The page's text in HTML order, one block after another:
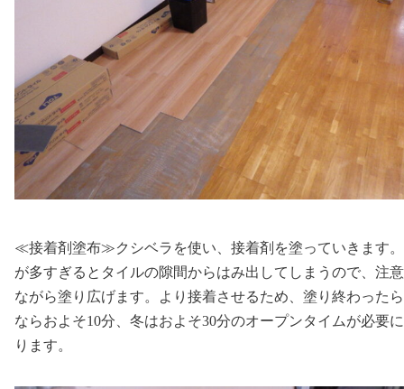
≪接着剤塗布≫クシベラを使い、接着剤を塗っていきます
が多すぎるとタイルの隙間からはみ出してしまうので、注
ながら塗り広げます。より接着させるため、塗り終わった
ならおよそ10分、冬はおよそ30分のオープンタイムが必要
ります。